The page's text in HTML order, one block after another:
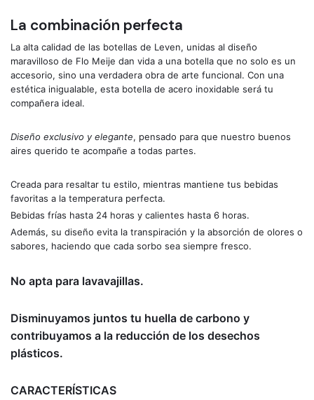
La combinación perfecta
La alta calidad de las botellas de Leven, unidas al diseño
maravilloso de Flo Meije dan vida a una botella que no solo es un
accesorio, sino una verdadera obra de arte funcional. Con una
estética inigualable, esta botella de acero inoxidable será tu
compañera ideal.
Diseño exclusivo y elegante, pensado para que nuestro buenos
aires querido te acompañe a todas partes.
Creada para resaltar tu estilo, mientras mantiene tus bebidas
favoritas a la temperatura perfecta.
Bebidas frías hasta 24 horas y calientes hasta 6 horas.
Además, su diseño evita la transpiración y la absorción de olores o
sabores, haciendo que cada sorbo sea siempre fresco.
No apta para lavavajillas.
Disminuyamos juntos tu huella de carbono y
contribuyamos a la reducción de los desechos
plásticos.
CARACTERÍSTICAS